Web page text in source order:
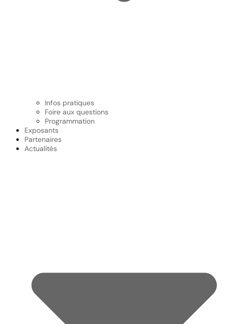
Infos pratiques
Foire aux questions
Programmation
Exposants
Partenaires
Actualités